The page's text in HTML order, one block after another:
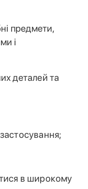
предмети,
і
деталей та
в широкому